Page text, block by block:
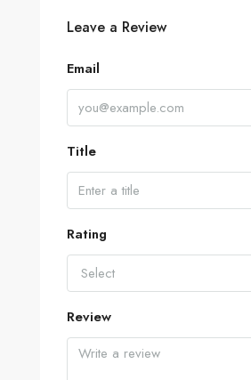
Leave a Review
Email
Title
Rating
Select
Review